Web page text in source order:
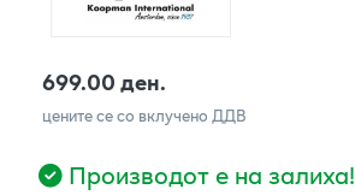
699.00 ден.
цените се со вклучено ДДВ
Производот е на залиха!